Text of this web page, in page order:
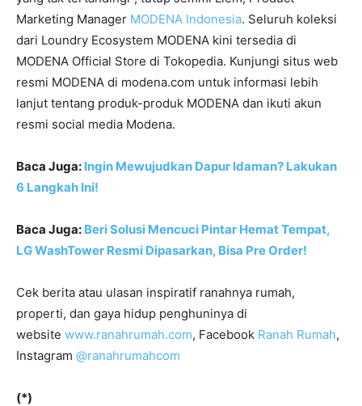
Marketing Manager MODENA Indonesia. Seluruh koleksi
dari Loundry Ecosystem MODENA kini tersedia di
MODENA Official Store di Tokopedia. Kunjungi situs web
resmi MODENA di modena.com untuk informasi lebih
lanjut tentang produk-produk MODENA dan ikuti akun
resmi social media Modena.
Baca Juga: Ingin Mewujudkan Dapur Idaman? Lakukan
6 Langkah Ini!
Baca Juga: Beri Solusi Mencuci Pintar Hemat Tempat,
LG WashTower Resmi Dipasarkan, Bisa Pre Order!
Cek berita atau ulasan inspiratif ranahnya rumah,
properti, dan gaya hidup penghuninya di
website www.ranahrumah.com, Facebook Ranah Rumah,
Instagram @ranahrumahcom
(*)